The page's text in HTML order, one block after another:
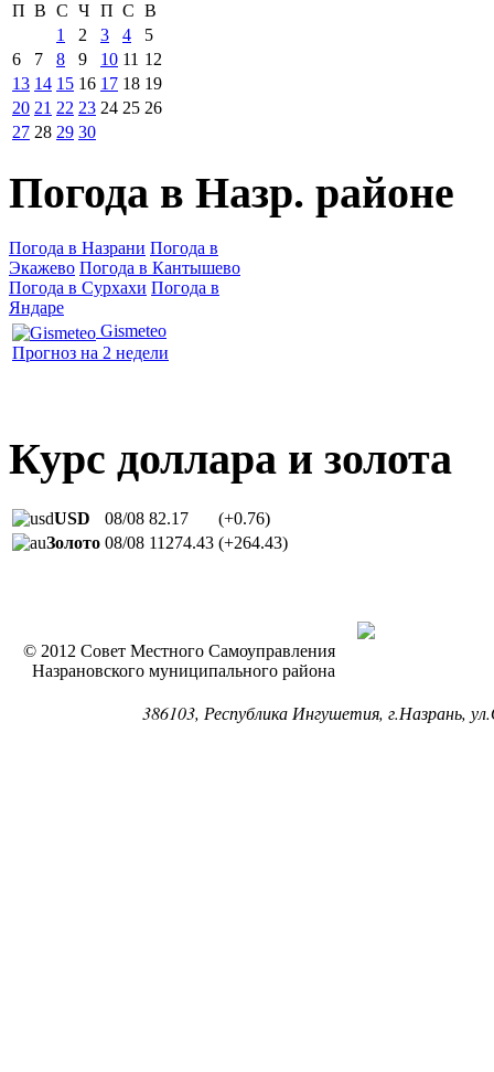
П В С Ч П С В
1
2 3 4
5
6
7 8 9 10 11 12
13 14 15 16 17 18 19
20 21 22 23 24 25 26
27 28 29 30
Погода в Назр. районе
Погода в Назрани Погода в
Экажево Погода в Кантышево
Погода в Сурхахи Погода в
Яндаре
Gismeteo
Прогноз на 2 недели
Курс доллара и золота
USD 08/08 82.17
(+0.76)
Золото 08/08 11274.43 (+264.43)
© 2012 Совет Местного Самоуправления
Назрановского муниципального района
386103, Республика Ингушетия, г.Назрань,